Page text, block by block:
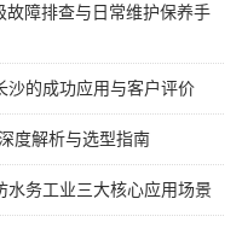
障排查与日常维护保养手
沙的成功应用与客户评价
度解析与选型指南
水务工业三大核心应用场景